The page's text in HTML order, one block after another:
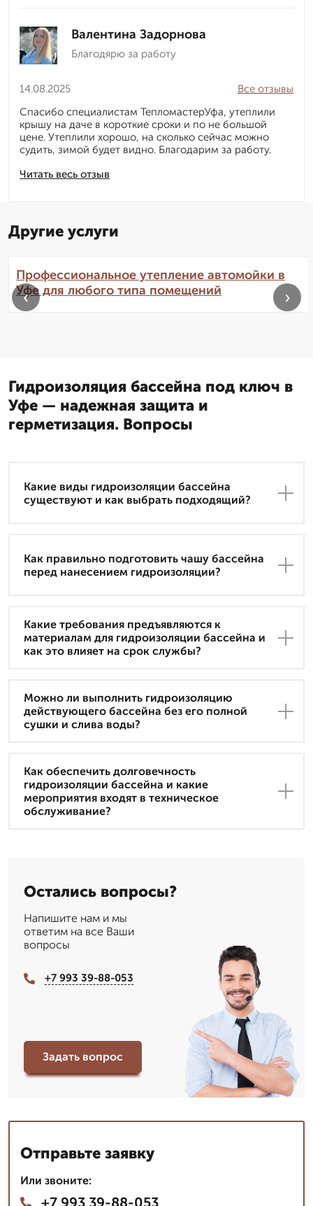
Валентина Задорнова
Благодярю за работу
14.08.2025
Читать весь отзыв
Все отзывы
Спасибо специалистам ТепломастерУфа, утеплили
крышу на даче в короткие сроки и по не большой
цене. Утеплили хорошо, на сколько сейчас можно
судить, зимой будет видно. Благодарим за работу.
Другие услуги
Профессиональное утепление автомойки в
Уфе для любого типа помещений
‹ ›
Гидроизоляция бассейна под ключ в
Уфе — надежная защита и
герметизация. Вопросы
Какие виды гидроизоляции бассейна
существуют и как выбрать подходящий?
Как правильно подготовить чашу бассейна
перед нанесением гидроизоляции?
Какие требования предъявляются к
материалам для гидроизоляции бассейна и
как это влияет на срок службы?
Можно ли выполнить гидроизоляцию
действующего бассейна без его полной
сушки и слива воды?
Как обеспечить долговечность
гидроизоляции бассейна и какие
мероприятия входят в техническое
обслуживание?
Остались вопросы?
Напишите нам и мы
ответим на все Ваши
вопросы
+7 993 39-88-053
Задать вопрос
Отправьте заявку
Или звоните:
+7 993 39-88-053